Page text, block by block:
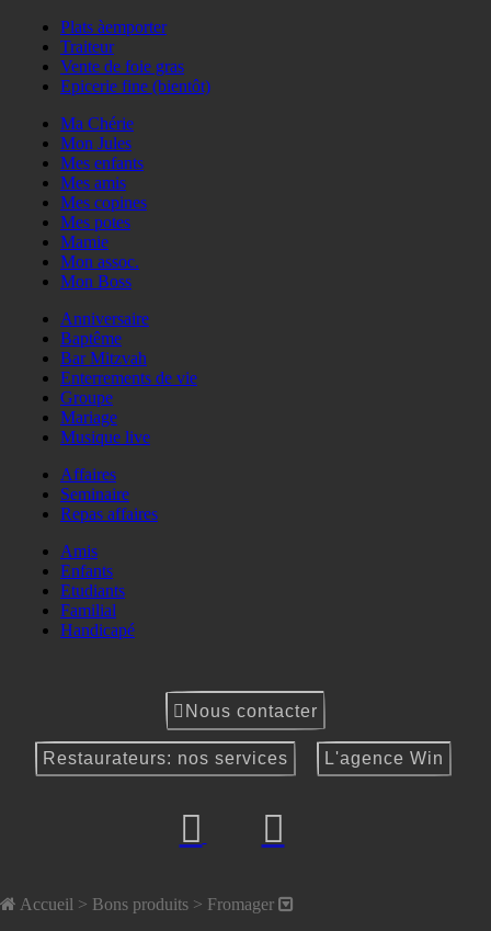
Plats àemporter
Traiteur
Vente de foie gras
Epicerie fine (bientôt)
Ma Chérie
Mon Jules
Mes enfants
Mes amis
Mes copines
Mes potes
Mamie
Mon assoc.
Mon Boss
Anniversaire
Baptême
Bar Mitzvah
Enterrements de vie
Groupe
Mariage
Musique live
Affaires
Seminaire
Repas affaires
Amis
Enfants
Etudiants
Familial
Handicapé
Nous contacter
Restaurateurs: nos services L'agence Win
Accueil > Bons produits > Fromager